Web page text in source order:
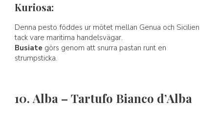
Kuriosa:
Denna pesto föddes ur mötet mellan Genua och Sicilien
tack vare maritima handelsvägar.
Busiate görs genom att snurra pastan runt en
strumpsticka.
10. Alba – Tartufo Bianco d’Alba